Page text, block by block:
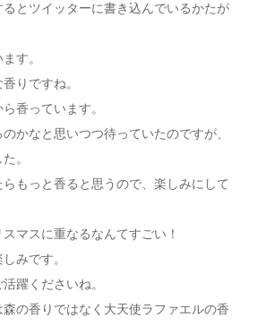
とツイッターに書き込んでいるかたが
す。
りですね。
香っています。
かなと思いつつ待っていたのですが、
。
もっと香ると思うので、楽しみにして
マスに重なるなんてすごい！
みです。
躍くださいね。
森の香りではなく大天使ラファエルの香